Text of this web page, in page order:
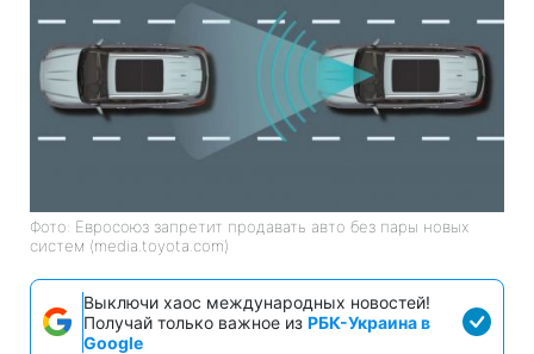
Фото: Евросоюз запретит продавать авто без пары новых
систем (media.toyota.com)
Выключи хаос международных новостей!
Получай только важное из РБК-Украина в
Google